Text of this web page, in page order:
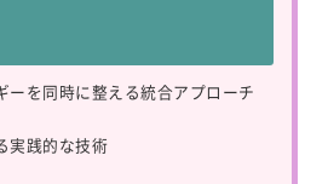
ーを同時に整える統合アプローチ
実践的な技術